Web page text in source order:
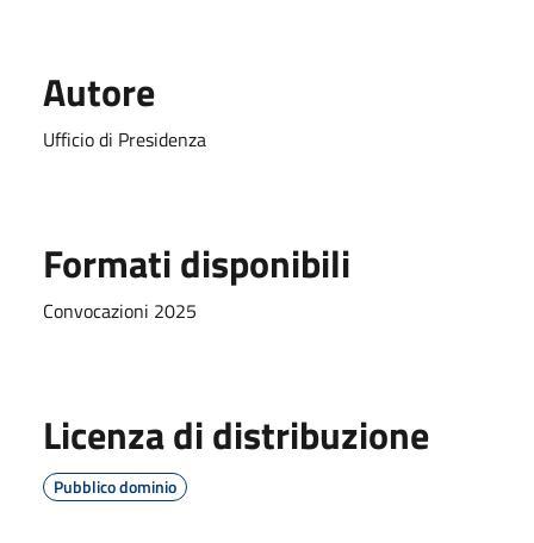
Autore
Ufficio di Presidenza
Formati disponibili
Convocazioni 2025
Licenza di distribuzione
Pubblico dominio